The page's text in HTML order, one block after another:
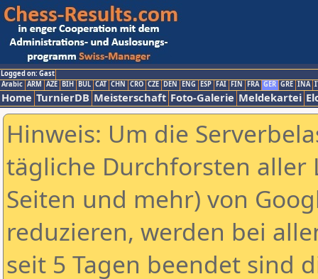
Logged on: Gast
Arabic ARM AZE BIH BUL CAT CHN CRO CZE DEN ENG ESP FAI FIN FRA GER GRE INA
Home TurnierDB Meisterschaft Foto-Galerie Meldekartei
Hinweis: Um die
tägliche Durchforsten aller
Seiten und mehr) von
reduzieren, werden bei
seit 5 Tagen beendet sind